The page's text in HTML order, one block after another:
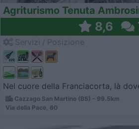
Agriturismo Tenuta
8,6
Nel cuore della Franciacorta, là
Cazzago San Martino (BS) - 99.5km
Via della Pace, 60